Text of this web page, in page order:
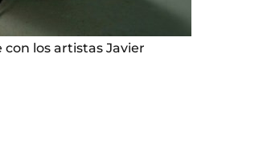
los artistas Javier